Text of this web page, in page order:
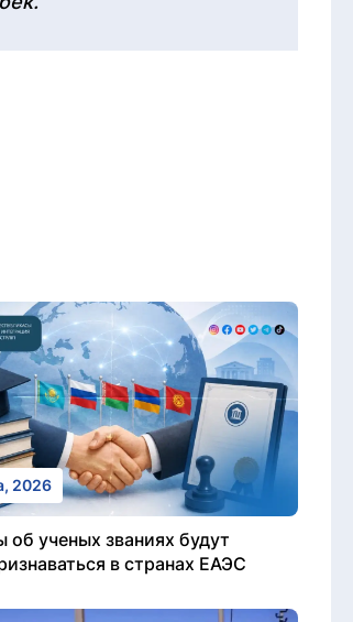
2026
об ученых званиях будут
в странах ЕАЭС